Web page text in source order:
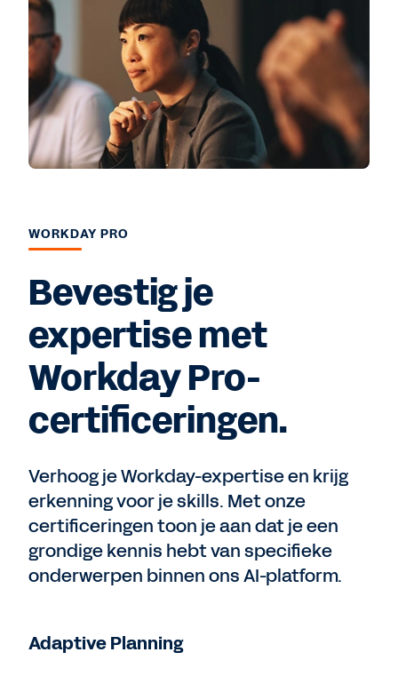
WORKDAY PRO
Bevestig je
expertise met
Workday Pro-
certificeringen.
Verhoog je Workday-expertise en krijg
erkenning voor je skills. Met onze
certificeringen toon je aan dat je een
grondige kennis hebt van specifieke
onderwerpen binnen ons AI-platform.
Adaptive Planning